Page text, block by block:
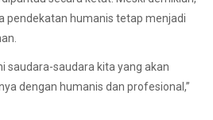
pendekatan humanis tetap menjadi
saudara-saudara kita yang akan
dengan humanis dan profesional,”